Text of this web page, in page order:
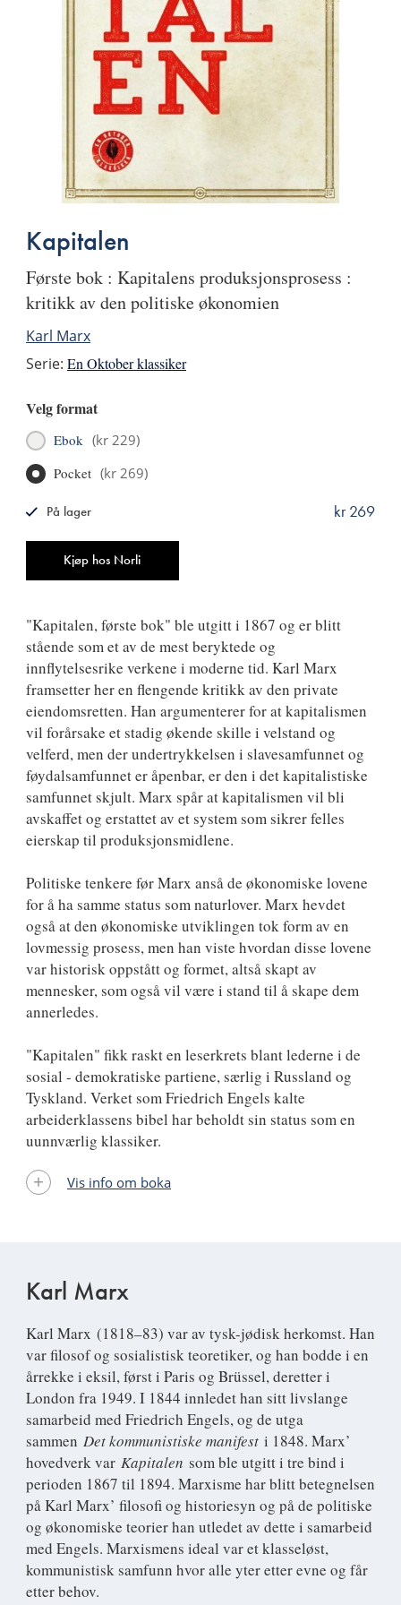
Kapitalen
Første bok : Kapitalens produksjonsprosess :
kritikk av den politiske økonomien
Karl Marx
Serie: En Oktober klassiker
Velg format
Ebok (kr 229)
Pocket (kr 269)
Kjøp hos Norli
kr 269
På lager
"Kapitalen, første bok" ble utgitt i 1867 og er blitt
stående som et av de mest beryktede og
innflytelsesrike verkene i moderne tid. Karl Marx
framsetter her en flengende kritikk av den private
eiendomsretten. Han argumenterer for at kapitalismen
vil forårsake et stadig økende skille i velstand og
velferd, men der undertrykkelsen i slavesamfunnet og
føydalsamfunnet er åpenbar, er den i det kapitalistiske
samfunnet skjult. Marx spår at kapitalismen vil bli
avskaffet og erstattet av et system som sikrer felles
eierskap til produksjonsmidlene.
Politiske tenkere før Marx anså de økonomiske lovene
for å ha samme status som naturlover. Marx hevdet
også at den økonomiske utviklingen tok form av en
lovmessig prosess, men han viste hvordan disse lovene
var historisk oppstått og formet, altså skapt av
mennesker, som også vil være i stand til å skape dem
annerledes.
"Kapitalen" fikk raskt en leserkrets blant lederne i de
sosial - demokratiske partiene, særlig i Russland og
Tyskland. Verket som Friedrich Engels kalte
arbeiderklassens bibel har beholdt sin status som en
uunnværlig klassiker.
Vis info om boka
Karl Marx
Karl Marx (1818–83) var av tysk-jødisk herkomst. Han
var filosof og sosialistisk teoretiker, og han bodde i en
årrekke i eksil, først i Paris og Brüssel, deretter i
London fra 1949. I 1844 innledet han sitt livslange
samarbeid med Friedrich Engels, og de utga
sammen Det kommunistiske manifest i 1848. Marx’
hovedverk var Kapitalen som ble utgitt i tre bind i
perioden 1867 til 1894. Marxisme har blitt betegnelsen
på Karl Marx’ filosofi og historiesyn og på de politiske
og økonomiske teorier han utledet av dette i samarbeid
med Engels. Marxismens ideal var et klasseløst,
kommunistisk samfunn hvor alle yter etter evne og får
etter behov.